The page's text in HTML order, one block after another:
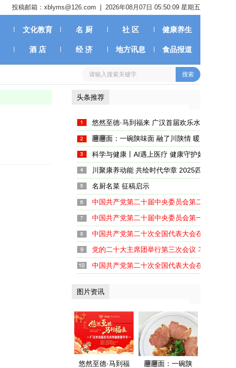
投稿邮箱：xblyms@126.com | 2026年08月07日 05:50:10 星期五
文化教育 名 厨 社 区 健康养生
酒 店 经 济 地方讯息 食品报道
头条推荐
悠然至德·马到福来 广汉首届欢乐水岸新春嘉
启幕
𰻞𰻞面：一碗陕味面 融了川陕情 暖了天府胃
科学与健康丨AI遇上医疗 健康守护如何注入新
川聚康养动能 共绘时代华章 2025四川养生产
大启幕名厨名菜 征稿启示
中国共产党第二十届中央委员会第二次全体会
中国共产党第二十届中央委员会第一次全体会
中国共产党第二十次全国代表大会在京闭幕
党的二十大主席团举行第三次会议 习近平主持
中国共产党第二十次全国代表大会在京开幕
图片资讯
悠然至德·马到福
𰻞𰻞面：一碗陕